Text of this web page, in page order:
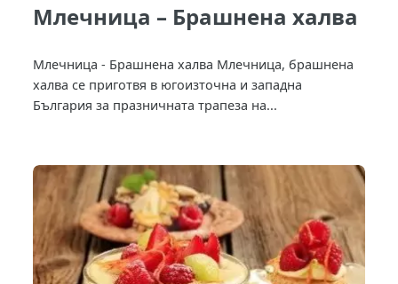
Млечница – Брашнена халва
Млечница - Брашнена халва Млечница, брашнена
халва се приготвя в югоизточна и западна
България за празничната трапеза на...